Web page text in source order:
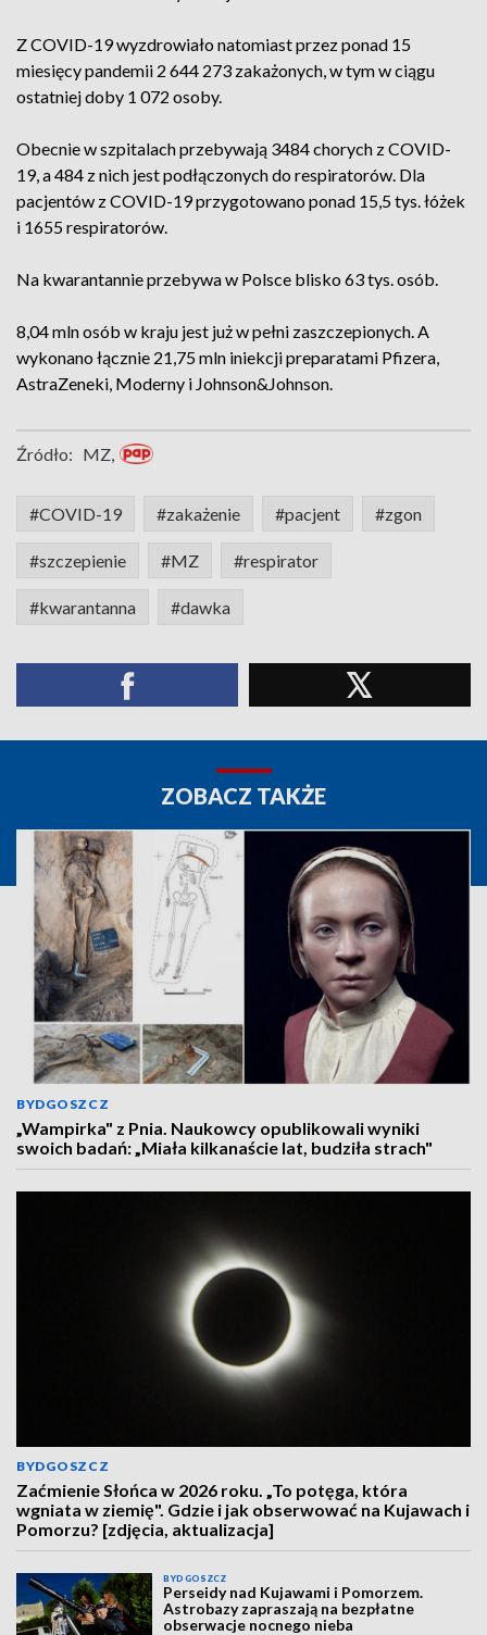
Z COVID-19 wyzdrowiało natomiast przez ponad 15
miesięcy pandemii 2 644 273 zakażonych, w tym w ciągu
ostatniej doby 1 072 osoby.
Obecnie w szpitalach przebywają 3484 chorych z COVID-
19, a 484 z nich jest podłączonych do respiratorów. Dla
pacjentów z COVID-19 przygotowano ponad 15,5 tys. łóżek
i 1655 respiratorów.
Na kwarantannie przebywa w Polsce blisko 63 tys. osób.
8,04 mln osób w kraju jest już w pełni zaszczepionych. A
wykonano łącznie 21,75 mln iniekcji preparatami Pfizera,
AstraZeneki, Moderny i Johnson&Johnson.
Źródło: MZ,
#COVID-19 #zakażenie #pacjent #zgon
#szczepienie #MZ #respirator
#kwarantanna #dawka
ZOBACZ TAKŻE
BYDGOSZCZ
„Wampirka" z Pnia. Naukowcy opublikowali wyniki
swoich badań: „Miała kilkanaście lat, budziła strach"
BYDGOSZCZ
Zaćmienie Słońca w 2026 roku. „To potęga, która
wgniata w ziemię". Gdzie i jak obserwować na Kujawach i
Pomorzu? [zdjęcia, aktualizacja]
BYDGOSZCZ
Perseidy nad Kujawami i Pomorzem.
Astrobazy zapraszają na bezpłatne
obserwacje nocnego nieba